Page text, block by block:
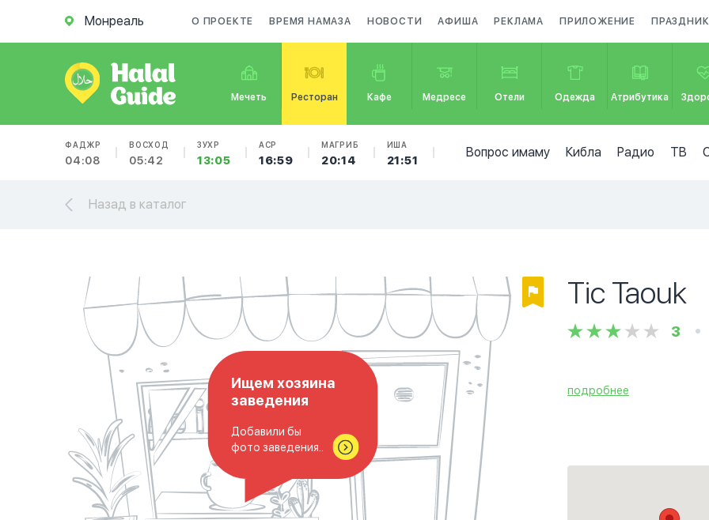
Монреаль О ПРОЕКТЕ ВРЕМЯ НАМАЗА НОВОСТИ АФИША РЕКЛАМА ПРИЛОЖЕНИЕ
Мечеть Ресторан Кафе Медресе Отели Одежда Атрибутика
ФАДЖР
04:08
ВОСХОД
05:42
ЗУХР
13:05
АСР
16:59
МАГРИБ
20:14
ИША
21:51
Вопрос имаму Кибла Радио ТВ
Назад в каталог
Ищем хозяина
заведения
Добавили бы
фото заведения..
Tic Taouk
3
подробнее